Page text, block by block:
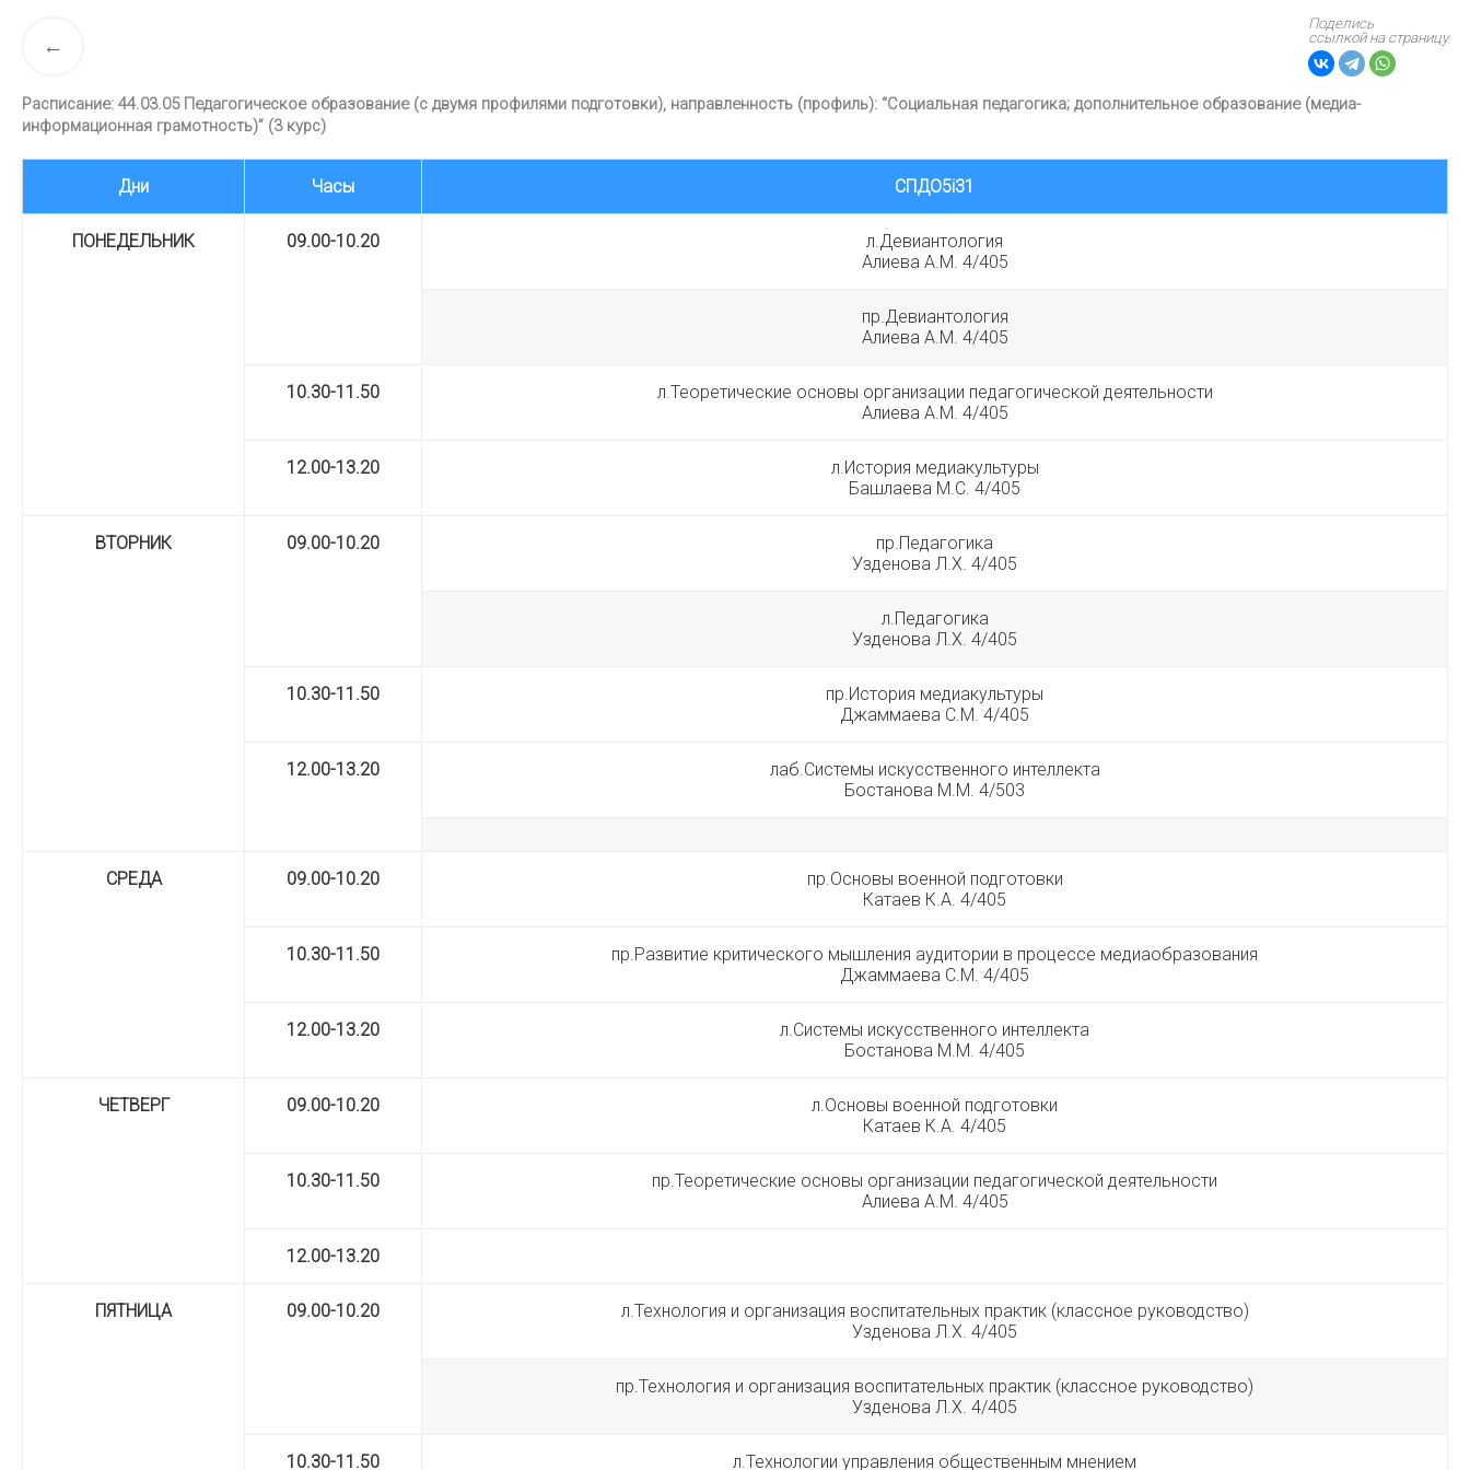
Поделись
ссылкой на страницу
Расписание: 44.03.05 Педагогическое образование (с двумя профилями подготовки), направленность (профиль): “Социальная педагогика; дополнительное образование (медиа-
информационная грамотность)” (3 курс)
Дни Часы СПДО5i31
ПОНЕДЕЛЬНИК 09.00-10.20
л.Девиантология
Алиева А.М. 4/405
пр.Девиантология
Алиева А.М. 4/405
10.30-11.50
л.Теоретические основы организации педагогической деятельности
Алиева А.М. 4/405
12.00-13.20
л.История медиакультуры
Башлаева М.С. 4/405
ВТОРНИК 09.00-10.20
пр.Педагогика
Узденова Л.Х. 4/405
л.Педагогика
Узденова Л.Х. 4/405
10.30-11.50
пр.История медиакультуры
Джаммаева С.М. 4/405
12.00-13.20
лаб.Системы искусственного интеллекта
Бостанова М.М. 4/503
СРЕДА 09.00-10.20
пр.Основы военной подготовки
Катаев К.А. 4/405
10.30-11.50
пр.Развитие критического мышления аудитории в процессе медиаобразования
Джаммаева С.М. 4/405
12.00-13.20
л.Системы искусственного интеллекта
Бостанова М.М. 4/405
ЧЕТВЕРГ 09.00-10.20
л.Основы военной подготовки
Катаев К.А. 4/405
10.30-11.50
пр.Теоретические основы организации педагогической деятельности
Алиева А.М. 4/405
12.00-13.20
ПЯТНИЦА 09.00-10.20
л.Технология и организация воспитательных практик (классное руководство)
Узденова Л.Х. 4/405
пр.Технология и организация воспитательных практик (классное руководство)
Узденова Л.Х. 4/405
10.30-11.50 л.Технологии управления общественным мнением